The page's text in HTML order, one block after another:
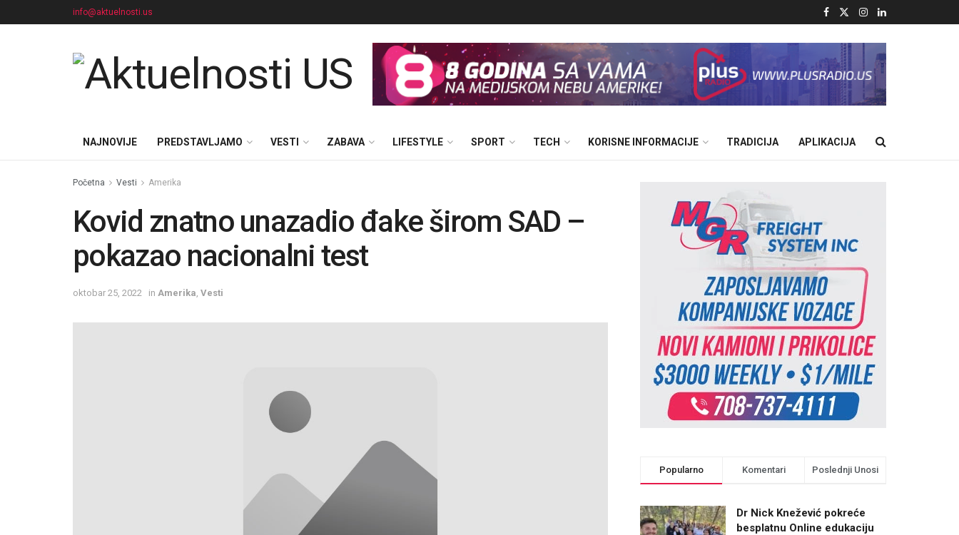
info@aktuelnosti.us
NAJNOVIJE PREDSTAVLJAMO VESTI ZABAVA LIFESTYLE SPORT TECH KORISNE INFORMACIJE TRADICIJA APLIKACIJA
Početna Vesti Amerika
Kovid znatno unazadio đake širom SAD –
pokazao nacionalni test
oktobar 25, 2022 in Amerika Vesti
Popularno Komentari Poslednji Unosi
Dr Nick Knežević pokreće
besplatnu Online edukaciju